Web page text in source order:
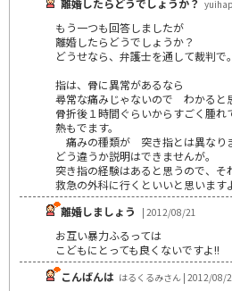
もう一つも回答しましたが
離婚したらどうでしょうか？
どうせなら、弁護士を通して裁判で。
指は、骨に異常があるなら
尋常な痛みじゃないので わかると
骨折後１時間ぐらいからすごく腫れ
熱もでます。
痛みの種類が 突き指とは異なりま
どう違うか説明はできませんが。
突き指の経験はあると思うので、そ
救急の外科に行くといいと思います
離婚しましょう
| 2012/08/21
お互い暴力ふるっては
こどもにとっても良くないですよ!!
こんばんは はるくるみさん | 2012/08/